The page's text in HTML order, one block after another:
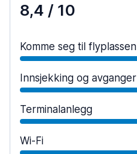
8,4 / 10
Komme seg til flyplassen
Innsjekking og avganger
Terminalanlegg
Wi-Fi